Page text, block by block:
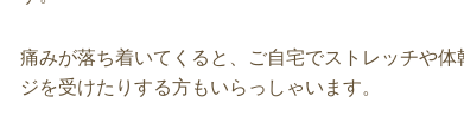
痛みが落ち着いてくると、ご自宅でストレッチや
ジを受けたりする方もいらっしゃいます。